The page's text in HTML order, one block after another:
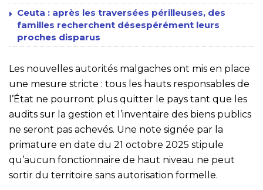
Ceuta : après les traversées périlleuses, des
familles recherchent désespérément leurs
proches disparus
Les nouvelles autorités malgaches ont mis en place
une mesure stricte : tous les hauts responsables de
l’État ne pourront plus quitter le pays tant que les
audits sur la gestion et l’inventaire des biens publics
ne seront pas achevés. Une note signée par la
primature en date du 21 octobre 2025 stipule
qu’aucun fonctionnaire de haut niveau ne peut
sortir du territoire sans autorisation formelle.